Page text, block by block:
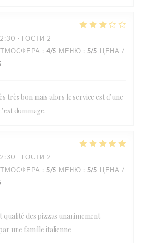
- ГОСТИ 2
: 4/5 МЕНЮ : 5/5 ЦЕНА /
très bon mais alors le service est d’une
dommage.
- ГОСТИ 2
: 5/5 МЕНЮ : 5/5 ЦЕНА /
qualité des pizzas unanimement
une famille italienne